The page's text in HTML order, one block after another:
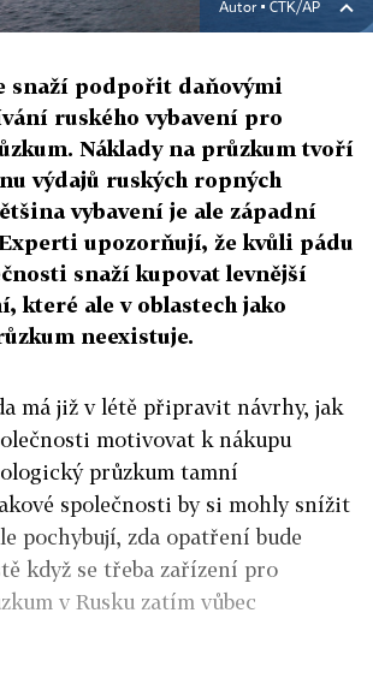
Autor ▪ ČTK/AP
snaží podpořit daňovými
ruského vybavení pro
Náklady na průzkum tvoří
výdajů ruských ropných
vybavení je ale západní
upozorňují, že kvůli pádu
snaží kupovat levnější
které ale v oblastech jako
neexistuje.
má již v létě připravit návrhy, jak
motivovat k nákupu
průzkum tamní
společnosti by si mohly snížit
pochybují, zda opatření bude
když se třeba zařízení pro
v Rusku zatím vůbec